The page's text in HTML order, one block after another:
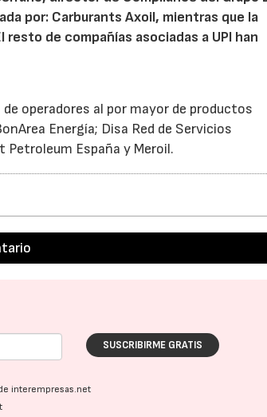
por: Carburants Axoil, mientras que la
de compañías asociadas a UPI han
operadores al por mayor de productos
Energía; Disa Red de Servicios
Petroleum España y Meroil.
SUSCRIBIRME GRATIS
interempresas.net